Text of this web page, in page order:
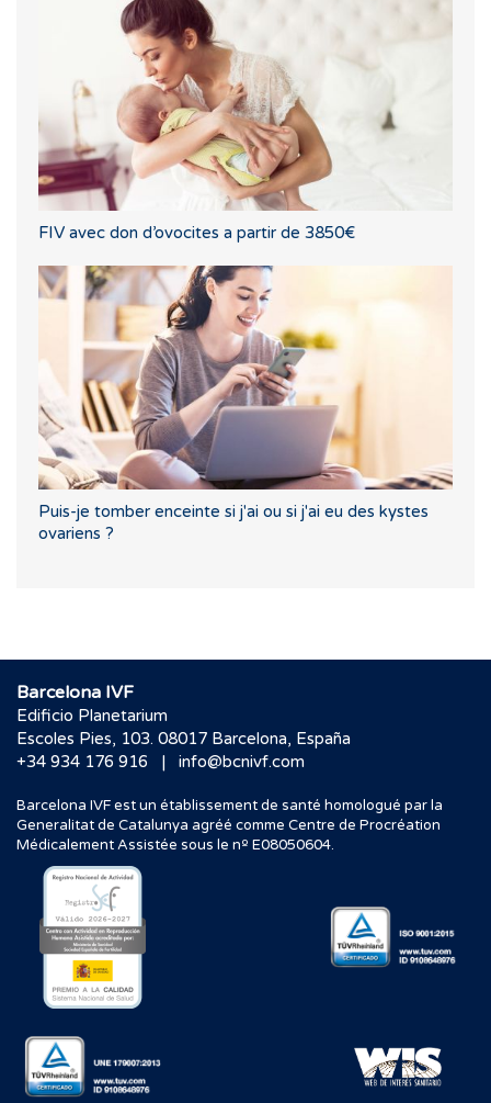
FIV avec don d’ovocites a partir de 3850€
Puis-je tomber enceinte si j'ai ou si j'ai eu des kystes
ovariens ?
Barcelona IVF
Edificio Planetarium
Escoles Pies, 103. 08017 Barcelona, España
+34 934 176 916
| info@bcnivf.com
Barcelona IVF est un établissement de santé homologué par la
Generalitat de Catalunya agréé comme Centre de Procréation
Médicalement Assistée sous le nº E08050604.